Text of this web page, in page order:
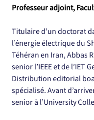
Professeur adjoint,
Titulaire d’un doctorat
l’énergie électrique du
Téhéran en Iran, Abbas
senior l’IEEE et de l’IET
Distribution editorial
spécialisé. Avant
senior à l’University